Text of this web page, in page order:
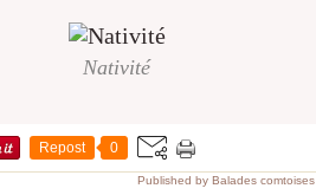
Nativité
Repost 0
Published by Balades comtoises